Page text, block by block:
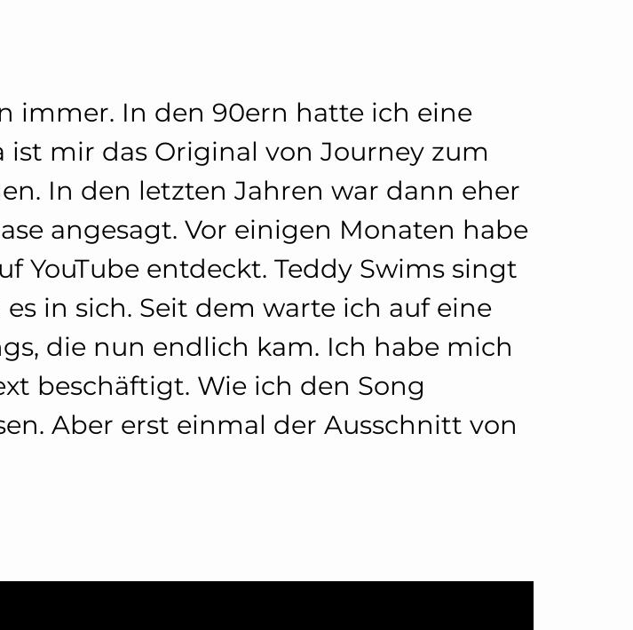
immer. In den 90ern hatte ich eine
ist mir das Original von Journey zum
In den letzten Jahren war dann eher
angesagt. Vor einigen Monaten habe
YouTube entdeckt. Teddy Swims singt
in sich. Seit dem warte ich auf eine
die nun endlich kam. Ich habe mich
beschäftigt. Wie ich den Song
Aber erst einmal der Ausschnitt von